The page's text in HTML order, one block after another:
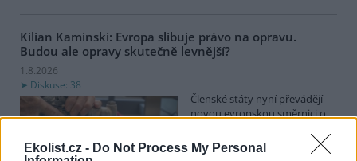
Ekolist.cz - Do Not Process My Personal
Kilian Kaminski: Evropa slibuje právo na opravu.
Budou ale opravy skutečně levnější?
1.8.2026
Diskuse: 38
Členské státy nyní převádějí
novou evropskou směrnici o
legislativy. Podle společnosti
refurbed, evropským